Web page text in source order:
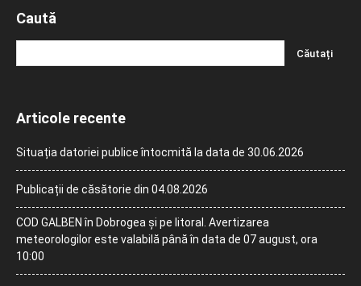
Caută
Articole recente
Situația datoriei publice întocmită la data de 30.06.2026
Publicații de căsătorie din 04.08.2026
COD GALBEN în Dobrogea și pe litoral. Avertizarea
meteorologilor este valabilă până în data de 07 august, ora
10:00